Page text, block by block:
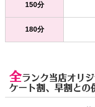
150分
180分
全ランク当店オリ
ケート割、早割 との